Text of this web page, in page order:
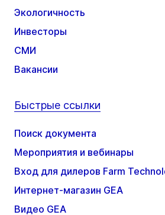
Экологичность
Инвесторы
СМИ
Вакансии
Быстрые ссылки
Поиск документа
Мероприятия и вебинары
Вход для дилеров Farm
Интернет-магазин GEA
Видео GEA